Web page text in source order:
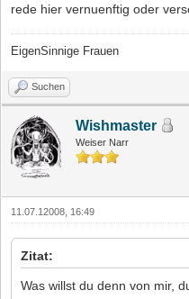
rede hier vernuenftig oder
EigenSinnige Frauen
Suchen
Wishmaster
Weiser Narr
11.07.12008, 16:49
Zitat:
Was willst du denn von mir,